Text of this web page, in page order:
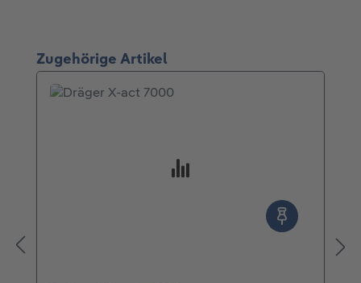
Produktgalerie überspringen
Zugehörige Artikel